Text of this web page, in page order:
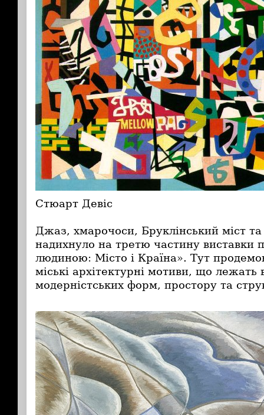
Стюарт Девіс
Джаз, хмарочоси, Бруклінський міст та
надихнуло на третю частину виставки
людиною: Місто і Країна». Тут
міські архітектурні мотиви, що лежать
модерністських форм, простору та